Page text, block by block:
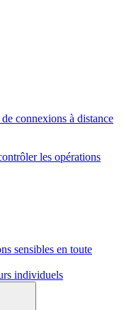
connexions à distance
les opérations
sensibles en toute
individuels